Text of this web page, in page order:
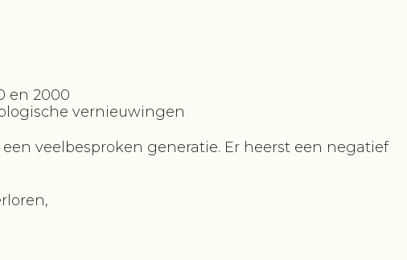
en 2000
vernieuwingen
veelbesproken generatie. Er heerst een negatief